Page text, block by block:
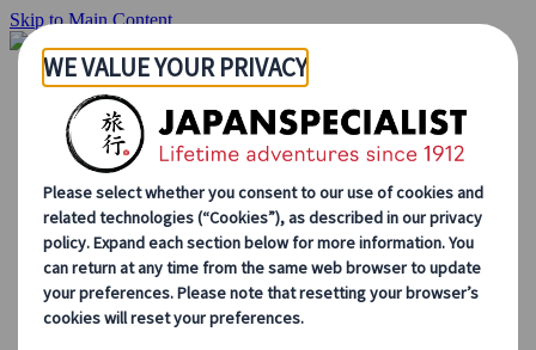
Skip to Main Content
Inizio
Itinerari di viaggio
Itinerari individuali
Tour guidati
Drive & stay
Tour di serie
Escursioni
Tour di gruppo su misura
Japan Rail Pass
Come lavoriamo
Chi siamo
Il nostro team